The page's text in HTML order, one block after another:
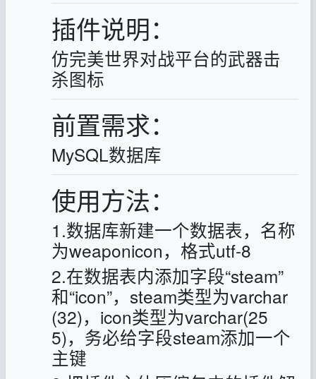
插件说明：
仿完美世界对战平台的武器击
杀图标
前置需求：
MySQL数据库
使用方法：
1.数据库新建一个数据表，名称
为weaponicon，格式utf-8
2.在数据表内添加字段“steam”
和“icon”，steam类型为varchar
(32)，icon类型为varchar(25
5)，务必给字段steam添加一个
主键